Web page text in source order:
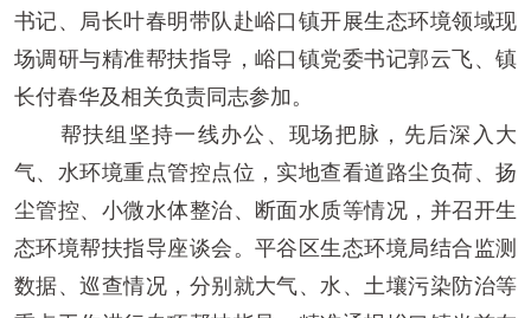
书记、局长叶春明带队赴峪口镇开展生态环境领域现
场调研与精准帮扶指导，峪口镇党委书记郭云飞、镇
长付春华及相关负责同志参加。
帮扶组坚持一线办公、现场把脉，先后深入大
气、水环境重点管控点位，实地查看道路尘负荷、扬
尘管控、小微水体整治、断面水质等情况，并召开生
态环境帮扶指导座谈会。平谷区生态环境局结合监测
数据、巡查情况，分别就大气、水、土壤污染防治等